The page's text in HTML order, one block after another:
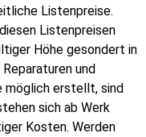
Listenpreise.
Listenpreisen
Höhe gesondert in
und
möglich erstellt, sind
sich ab Werk
Kosten. Werden